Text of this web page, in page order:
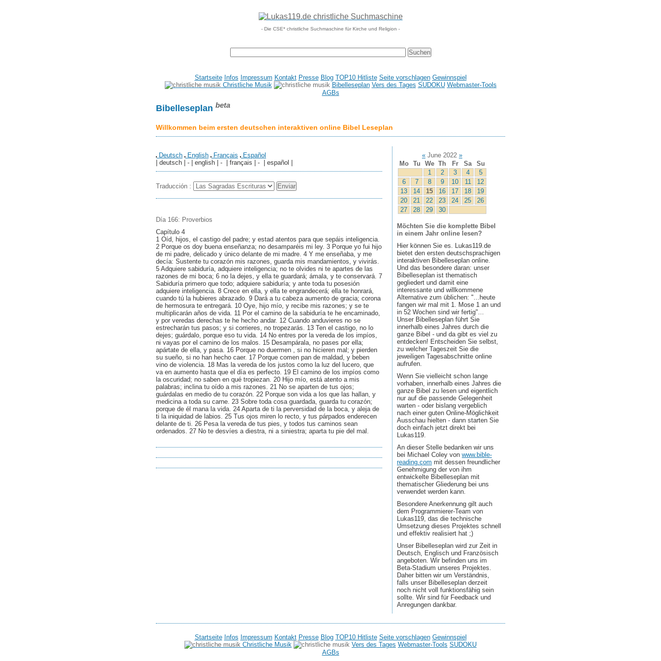
- Die CSE* christliche Suchmaschine für Kirche und Religion -
Startseite Infos Impressum Kontakt Presse Blog TOP10 Hitliste Seite vorschlagen Gewinnspiel
Christliche Musik
Bibelleseplan Vers des Tages SUDOKU Webmaster-Tools
AGBs
Bibelleseplan beta
Willkommen beim ersten deutschen interaktiven online Bibel Leseplan
Deutsch English Français
Español
| deutsch | - | english | - | français | - | español |
Traducción :
Día 166: Proverbios
Capítulo 4
1 Oíd, hijos, el castigo del padre; y estad atentos para que sepáis inteligencia.
2 Porque os doy buena enseñanza; no desamparéis mi ley. 3 Porque yo fui hijo
de mi padre, delicado y único delante de mi madre. 4 Y me enseñaba, y me
decía: Sustente tu corazón mis razones, guarda mis mandamientos, y vivirás.
5 Adquiere sabiduría, adquiere inteligencia; no te olvides ni te apartes de las
razones de mi boca; 6 no la dejes, y ella te guardará; ámala, y te conservará. 7
Sabiduría primero que todo; adquiere sabiduría; y ante toda tu posesión
adquiere inteligencia. 8 Crece en ella, y ella te engrandecerá; ella te honrará,
cuando tú la hubieres abrazado. 9 Dará a tu cabeza aumento de gracia; corona
de hermosura te entregará. 10 Oye, hijo mío, y recibe mis razones; y se te
multiplicarán años de vida. 11 Por el camino de la sabiduría te he encaminado,
y por veredas derechas te he hecho andar. 12 Cuando anduvieres no se
estrecharán tus pasos; y si corrieres, no tropezarás. 13 Ten el castigo, no lo
dejes; guárdalo, porque eso tu vida. 14 No entres por la vereda de los impíos,
ni vayas por el camino de los malos. 15 Desampárala, no pases por ella;
apártate de ella, y pasa. 16 Porque no duermen , si no hicieren mal; y pierden
su sueño, si no han hecho caer. 17 Porque comen pan de maldad, y beben
vino de violencia. 18 Mas la vereda de los justos como la luz del lucero, que
va en aumento hasta que el día es perfecto. 19 El camino de los impíos como
la oscuridad; no saben en qué tropiezan. 20 Hijo mío, está atento a mis
palabras; inclina tu oído a mis razones. 21 No se aparten de tus ojos;
guárdalas en medio de tu corazón. 22 Porque son vida a los que las hallan, y
medicina a toda su carne. 23 Sobre toda cosa guardada, guarda tu corazón;
porque de él mana la vida. 24 Aparta de ti la perversidad de la boca, y aleja de
ti la iniquidad de labios. 25 Tus ojos miren lo recto, y tus párpados enderecen
delante de ti. 26 Pesa la vereda de tus pies, y todos tus caminos sean
ordenados. 27 No te desvíes a diestra, ni a siniestra; aparta tu pie del mal.
« June 2022 »
Mo
Tu We Th Fr Sa
Su
1
2 3 4
5
6
7 8 9 10 11
12
13
14 15 16 17 18
19
20
21 22 23 24 25
26
27
28 29 30
Möchten Sie die komplette Bibel
in einem Jahr online lesen?
Hier können Sie es. Lukas119.de
bietet den ersten deutschsprachigen
interaktiven Bibelleseplan online.
Und das besondere daran: unser
Bibelleseplan ist thematisch
gegliedert und damit eine
interessante und willkommene
Alternative zum üblichen: "...heute
fangen wir mal mit 1. Mose 1 an und
in 52 Wochen sind wir fertig"...
Unser Bibelleseplan führt Sie
innerhalb eines Jahres durch die
ganze Bibel - und da gibt es viel zu
entdecken! Entscheiden Sie selbst,
zu welcher Tageszeit Sie die
jeweiligen Tagesabschnitte online
aufrufen.
Wenn Sie vielleicht schon lange
vorhaben, innerhalb eines Jahres die
ganze Bibel zu lesen und eigentlich
nur auf die passende Gelegenheit
warten - oder bislang vergeblich
nach einer guten Online-Möglichkeit
Ausschau hielten - dann starten Sie
doch einfach jetzt direkt bei
Lukas119.
An dieser Stelle bedanken wir uns
bei Michael Coley von www.bible-
reading.com mit dessen freundlicher
Genehmigung der von ihm
entwickelte Bibelleseplan mit
thematischer Gliederung bei uns
verwendet werden kann.
Besondere Anerkennung gilt auch
dem Programmierer-Team von
Lukas119, das die technische
Umsetzung dieses Projektes schnell
und effektiv realisiert hat ;)
Unser Bibelleseplan wird zur Zeit in
Deutsch, Englisch und Französisch
angeboten. Wir befinden uns im
Beta-Stadium unseres Projektes.
Daher bitten wir um Verständnis,
falls unser Bibelleseplan derzeit
noch nicht voll funktionsfähig sein
sollte. Wir sind für Feedback und
Anregungen dankbar.
Startseite Infos Impressum Kontakt Presse Blog TOP10 Hitliste Seite vorschlagen Gewinnspiel
Christliche Musik
Vers des Tages Webmaster-Tools SUDOKU
AGBs